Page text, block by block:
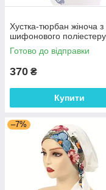
Хустка-тюрбан жіноча з
шифонового поліестеру
Готово до відправки
370 ₴
Купити
–7%